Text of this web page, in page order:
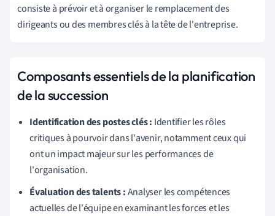
consiste à prévoir et à organiser le remplacement des
dirigeants ou des membres clés à la tête de l'entreprise.
Composants essentiels de la planification
de la succession
Identification des postes clés : Identifier les rôles
critiques à pourvoir dans l'avenir, notamment ceux qui
ont un impact majeur sur les performances de
l'organisation.
Évaluation des talents :Analyser les compétences
actuelles de l'équipe en examinant les forces et les